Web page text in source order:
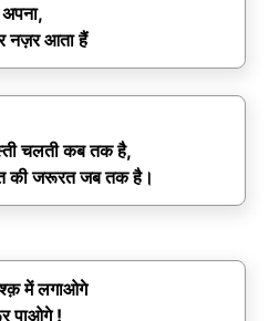
नज़र आता हैं
चलती कब तक है,
की जरूरत जब तक है।
में लगाओगे
पाओगे !